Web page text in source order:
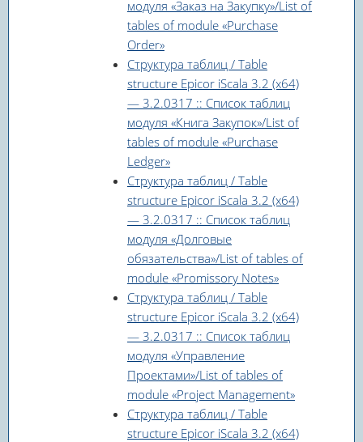
модуля «Заказ на Закупку»/List of
tables of module «Purchase
Order»
Структура таблиц / Table
structure Epicor iScala 3.2 (x64)
— 3.2.0317 :: Список таблиц
модуля «Книга Закупок»/List of
tables of module «Purchase
Ledger»
Структура таблиц / Table
structure Epicor iScala 3.2 (x64)
— 3.2.0317 :: Список таблиц
модуля «Долговые
обязательства»/List of tables of
module «Promissory Notes»
Структура таблиц / Table
structure Epicor iScala 3.2 (x64)
— 3.2.0317 :: Список таблиц
модуля «Управление
Проектами»/List of tables of
module «Project Management»
Структура таблиц / Table
structure Epicor iScala 3.2 (x64)